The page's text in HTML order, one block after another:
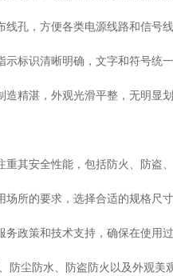
孔，方便各类电源线路和信号
标识清晰明确，文字和符号统
精湛，外观光滑平整，无明显
其安全性能，包括防火、防盗
所的要求，选择合适的规格尺
政策和技术支持，确保在使用
防尘防水、防盗防火以及外观